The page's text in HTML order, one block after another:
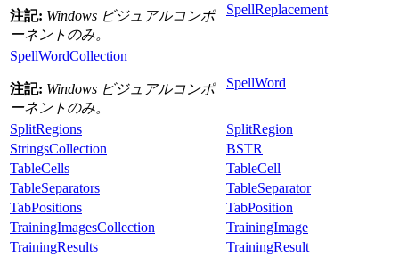
注記: Windows ビジュアルコンポ
ーネントのみ。
SpellReplacement
SpellWordCollection
注記: Windows ビジュアルコンポ
ーネントのみ。
SpellWord
SplitRegions
SplitRegion
StringsCollection
BSTR
TableCells
TableCell
TableSeparators
TableSeparator
TabPositions
TabPosition
TrainingImagesCollection
TrainingImage
TrainingResults
TrainingResult